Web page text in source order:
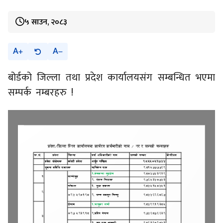
५ साउन, २०८३
A A
बोर्डको जिल्ला तथा प्रदेश कार्यालयसंग सम्बन्धित भएमा
सम्पर्क नम्बरहरु !